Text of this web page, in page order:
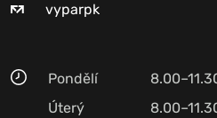
vyparpk
Pondělí
Úterý